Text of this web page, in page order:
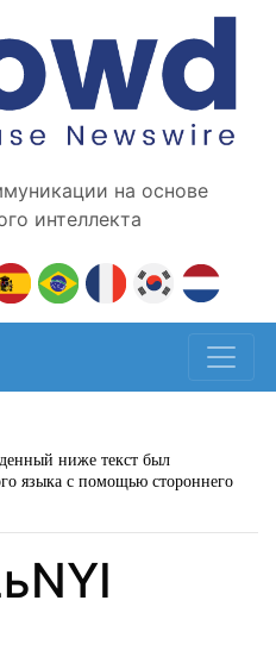
на основе
интеллекта
ниже текст был
языка с помощью стороннего